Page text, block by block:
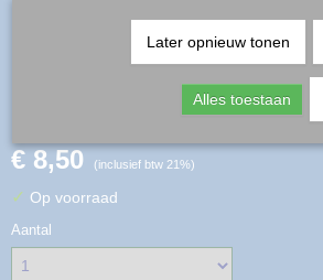
eierlepel -
€ 8,50 (inclusief btw 21%)
✓ Op voorraad
Aantal
Later opnieuw tonen
Alles toestaan